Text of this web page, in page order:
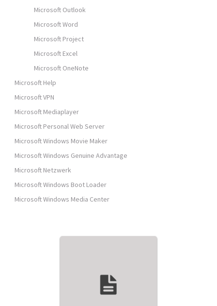
Microsoft Outlook
Microsoft Word
Microsoft Project
Microsoft Excel
Microsoft OneNote
Microsoft Help
Microsoft VPN
Microsoft Mediaplayer
Microsoft Personal Web Server
Microsoft Windows Movie Maker
Microsoft Windows Genuine Advantage
Microsoft Netzwerk
Microsoft Windows Boot Loader
Microsoft Windows Media Center